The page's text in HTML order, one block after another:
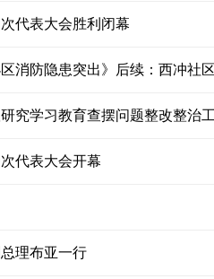
代表大会胜利闭幕
究学习教育查摆问题整改整治
代表大会开幕
理布亚一行